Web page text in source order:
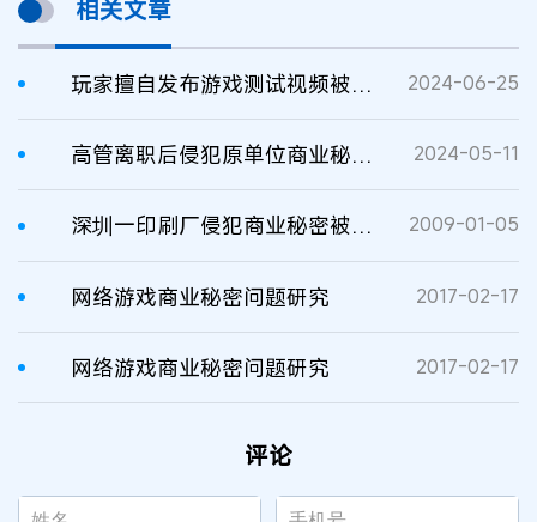
相关文章
玩家擅自发布游戏测试视频被判赔偿 2024-06-25
高管离职后侵犯原单位商业秘密被判赔1884万 2024-05-11
深圳一印刷厂侵犯商业秘密被判赔 2009-01-05
网络游戏商业秘密问题研究 2017-02-17
网络游戏商业秘密问题研究 2017-02-17
评论